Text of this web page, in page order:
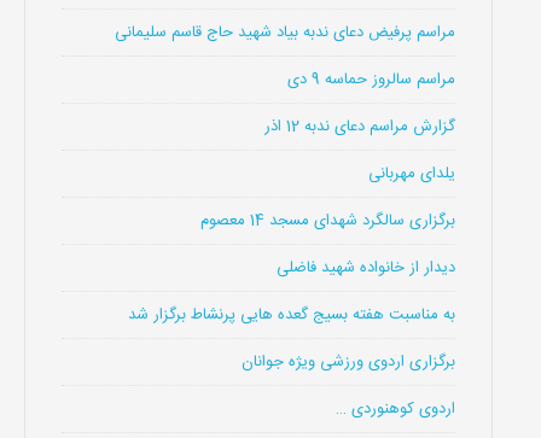
مراسم پرفیض دعای ندبه بیاد شهید حاج قاسم سلیمانی
مراسم سالروز حماسه 9 دی
گزارش مراسم دعای ندبه 12 اذر
یلدای مهربانی
برگزاری سالگرد شهدای مسجد 14 معصوم
دیدار از خانواده شهید فاضلی
به مناسبت هفته بسیج گعده هایی پرنشاط برگزار شد
برگزاری اردوی ورزشی ویژه جوانان
اردوی کوهنوردی …